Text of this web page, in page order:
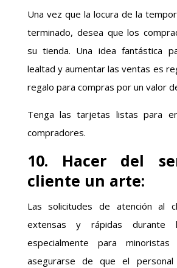
Una vez que la locura de la
terminado, desea que los
su tienda. Una idea fantástica
lealtad y aumentar las ventas es
regalo para compras por un valor
Tenga las tarjetas listas para
compradores.
10. Hacer del
cliente un arte:
Las solicitudes de atención al
extensas y rápidas durante
especialmente para minoristas
asegurarse de que el